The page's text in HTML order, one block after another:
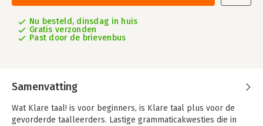
Nu besteld, dinsdag in huis
Gratis verzonden
Past door de brievenbus
Samenvatting
Wat Klare taal! is voor beginners, is Klare taal plus voor de
gevorderde taalleerders. Lastige grammaticakwesties die in